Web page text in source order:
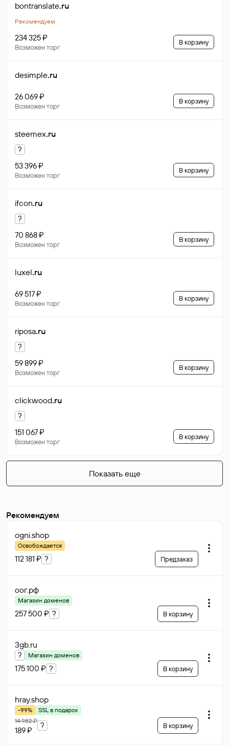
bontranslate.ru
Рекомендуем
234 325 ₽
Возможен торг
В корзину
desimple.ru
26 069 ₽
Возможен торг
В корзину
steemex.ru
?
53 396 ₽
Возможен торг
В корзину
ifcon.ru
?
70 868 ₽
Возможен торг
В корзину
luxel.ru
69 517 ₽
Возможен торг
В корзину
riposa.ru
?
59 899 ₽
Возможен торг
В корзину
clickwood.ru
?
151 067 ₽
Возможен торг
В корзину
Показать еще
Рекомендуем
ogni.shop
Освобождается
112 181 ₽ ? Предзаказ
оог.рф
Магазин доменов
257 500 ₽ ? В корзину
3gb.ru
? Магазин доменов
175 100 ₽ ? В корзину
hray.shop
-99%
SSL в подарок
14 982 ₽
189 ₽
? В корзину